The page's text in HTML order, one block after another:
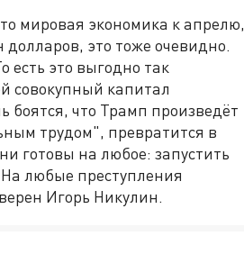
мировая экономика к апрелю,
это тоже очевидно.
это выгодно так
совокупный капитал
боятся, что Трамп произведёт
трудом", превратится в
готовы на любое: запустить
любые преступления
Игорь Никулин.